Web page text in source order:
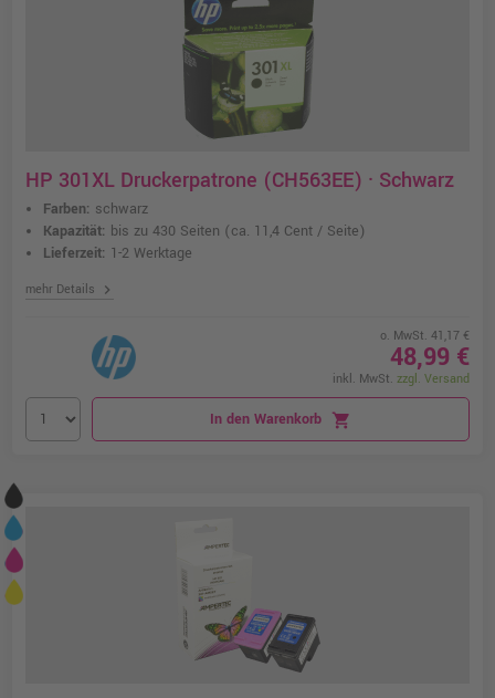
HP 301XL Druckerpatrone (CH563EE) · Schwarz
Farben: schwarz
Kapazität: bis zu 430 Seiten (ca. 11,4 Cent / Seite)
Lieferzeit: 1-2 Werktage
mehr Details chevron_right
o. MwSt. 41,17 €
48,99 €
inkl. MwSt. zzgl. Versand
In den Warenkorb shopping_cart